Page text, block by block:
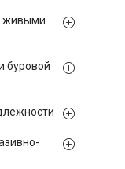
живыми
буровой